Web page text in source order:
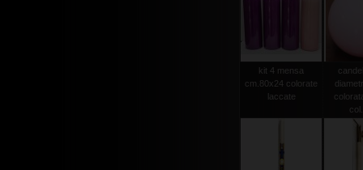
kit 4 mensa
cm.80x24 colorate
laccate